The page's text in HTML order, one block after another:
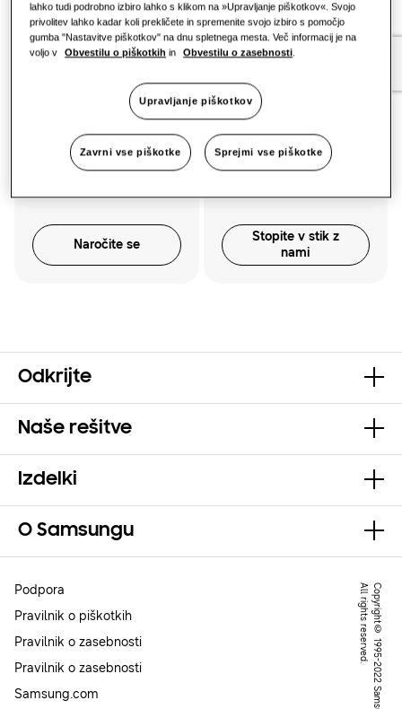
Pisarna
Trajnost
One Samsung
Ali potrebujete pomoč? Stopite v stik z našostoritvijo
za stranke.
Ostanite
obveščeni
Naročite se
Stopite v stik z
nami
Stopite v stik z
nami
Odkrijte
Naše rešitve
Izdelki
O Samsungu
C
o
p
y
r
ig
h
t
©
1
9
9
5
-
2
0
2
2
S
a
m
s
u
n
g
.
A
l
l
r
ig
h
t
s
r
e
s
e
r
v
e
d
.
Podpora
Pravilnik o piškotkih
Pravilnik o zasebnosti
Pravilnik o zasebnosti
Samsung.com
lahko tudi podrobno izbiro lahko s klikom na »Upravljanje piškotkov«. Svojo
privolitev lahko kadar koli prekličete in spremenite svojo izbiro s pomočjo
gumba "Nastavitve piškotkov" na dnu spletnega mesta. Več informacij je na
voljo v
Obvestilu o piškotkih in Obvestilu o zasebnosti
Upravljanje piškotkov
Zavrni vse piškotke Sprejmi vse piškotke